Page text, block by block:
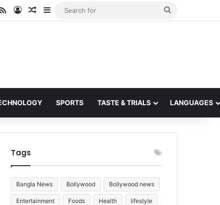
RSS Log InRandom Article
Sidebar
SPORTS TASTE & TRIALS LANGUAGES
Tags
Bangla News Bollywood Bollywood news
Entertainment Foods Health lifestyle